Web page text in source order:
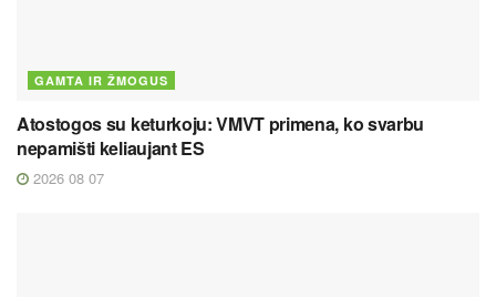
GAMTA IR ŽMOGUS
Atostogos su keturkoju: VMVT primena, ko svarbu
nepamišti keliaujant ES
2026 08 07